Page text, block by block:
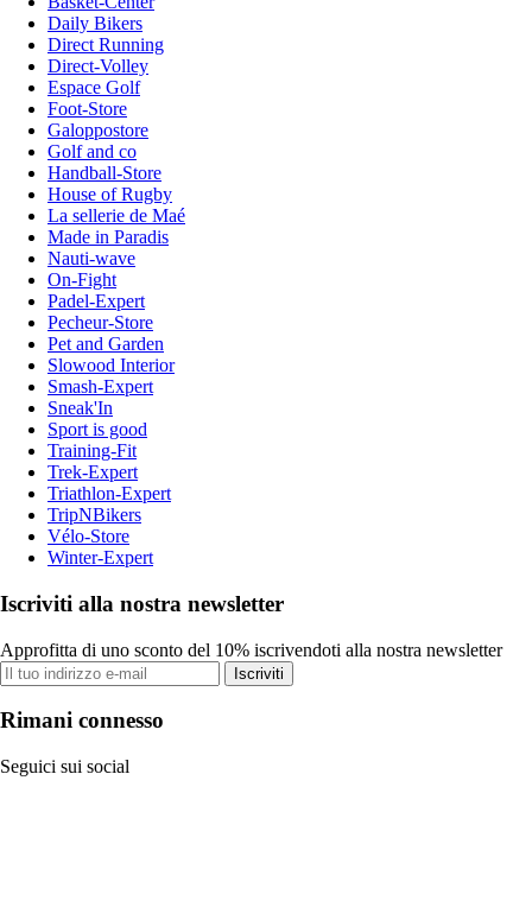
Daily Bikers
Direct Running
Direct-Volley
Espace Golf
Foot-Store
Galoppostore
Golf and co
Handball-Store
House of Rugby
La sellerie de Maé
Made in Paradis
Nauti-wave
On-Fight
Padel-Expert
Pecheur-Store
Pet and Garden
Slowood Interior
Smash-Expert
Sneak'In
Sport is good
Training-Fit
Trek-Expert
Triathlon-Expert
TripNBikers
Vélo-Store
Winter-Expert
Iscriviti alla nostra newsletter
Approfitta di uno sconto del 10% iscrivendoti alla nostra newsletter
Iscriviti
Rimani connesso
Seguici sui social